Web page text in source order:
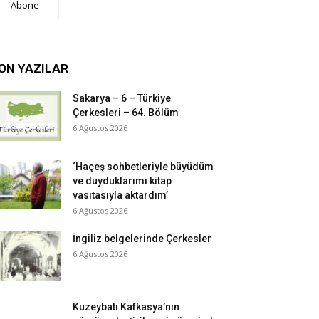
Abone
YAZILAR
Sakarya – 6 – Türkiye
Çerkesleri – 64. Bölüm
6 Ağustos 2026
‘Haçeş sohbetleriyle büyüdüm
ve duyduklarımı kitap
vasıtasıyla aktardım’
6 Ağustos 2026
İngiliz belgelerinde Çerkesler
6 Ağustos 2026
Kuzeybatı Kafkasya’nın